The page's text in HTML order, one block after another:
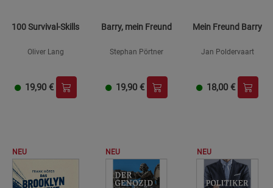
100 Survival-Skills
Oliver Lang
19,90 €
Barry, mein Freund
Stephan Pörtner
19,90 €
Mein Freund Barry
Jan Poldervaart
18,00 €
NEU NEU NEU